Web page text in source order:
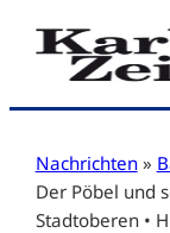
Zum
Inhalt
Nachrichten »
Der Pöbel und
Stadtoberen •